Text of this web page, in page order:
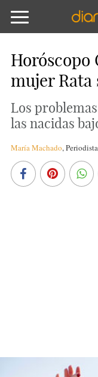
Horóscopo
mujer Rata
Los
las nacidas
María Machado,Periodista